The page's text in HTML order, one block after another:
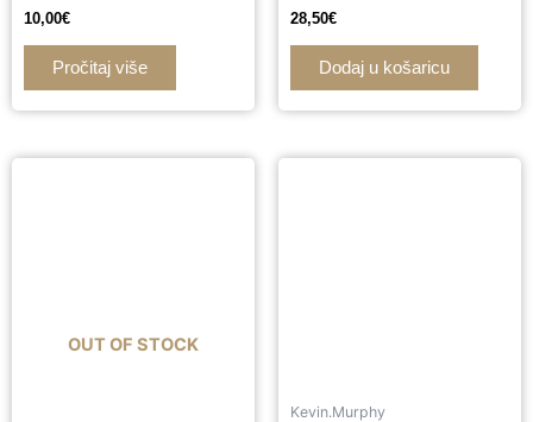
10,00€
Pročitaj više
28,50€
Dodaj u košaricu
OUT OF STOCK
Kevin.Murphy